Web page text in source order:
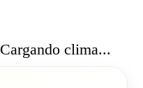
Cargando clima...